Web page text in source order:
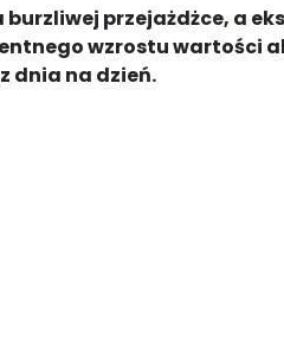
przejażdżce, a
wzrostu wartości
dnia na dzień.